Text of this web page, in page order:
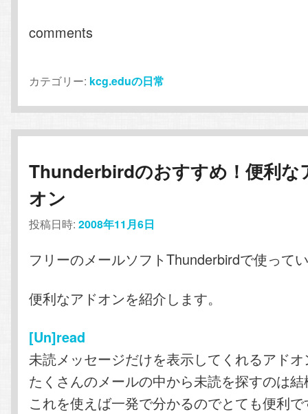
comments
カテゴリー: kcg.eduの日常
Thunderbirdのおすすめ！便利な
オン
投稿日時:2008年11月6日
フリーのメールソフトThunderbirdで使って
便利なアドオンを紹介します。
[Un]read
未読メッセージだけを表示してくれるアドオ
たくさんのメールの中から未読を探すのは
これを使えば一発で分かるのでとても便利